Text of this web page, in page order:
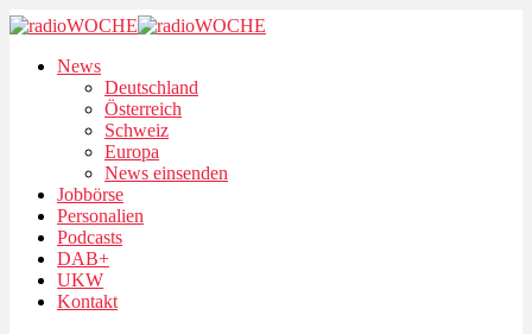
News
Deutschland
Österreich
Schweiz
Europa
News einsenden
Jobbörse
Personalien
Podcasts
DAB+
UKW
Kontakt